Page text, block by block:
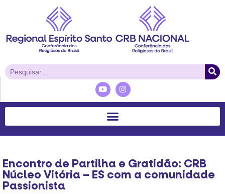
Encontro de Partilha e Gratidão: CRB
Núcleo Vitória – ES com a comunidade
Passionista